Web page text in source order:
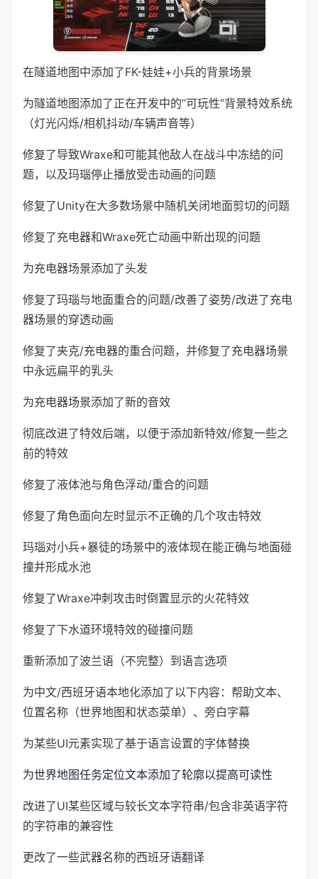
在隧道地图中添加了FK-娃娃+小兵的背景场景
为隧道地图添加了正在开发中的”可玩性”背景特效系统
（灯光闪烁/相机抖动/车辆声音等）
修复了导致Wraxe和可能其他敌人在战斗中冻结的问
题，以及玛瑙停止播放受击动画的问题
修复了Unity在大多数场景中随机关闭地面剪切的问题
修复了充电器和Wraxe死亡动画中新出现的问题
为充电器场景添加了头发
修复了玛瑙与地面重合的问题/改善了姿势/改进了充电
器场景的穿透动画
修复了夹克/充电器的重合问题，并修复了充电器场景
中永远扁平的乳头
为充电器场景添加了新的音效
彻底改进了特效后端，以便于添加新特效/修复一些之
前的特效
修复了液体池与角色浮动/重合的问题
修复了角色面向左时显示不正确的几个攻击特效
玛瑙对小兵+暴徒的场景中的液体现在能正确与地面碰
撞并形成水池
修复了Wraxe冲刺攻击时倒置显示的火花特效
修复了下水道环境特效的碰撞问题
重新添加了波兰语（不完整）到语言选项
为中文/西班牙语本地化添加了以下内容：帮助文本、
位置名称（世界地图和状态菜单）、旁白字幕
为某些UI元素实现了基于语言设置的字体替换
为世界地图任务定位文本添加了轮廓以提高可读性
改进了UI某些区域与较长文本字符串/包含非英语字符
的字符串的兼容性
更改了一些武器名称的西班牙语翻译